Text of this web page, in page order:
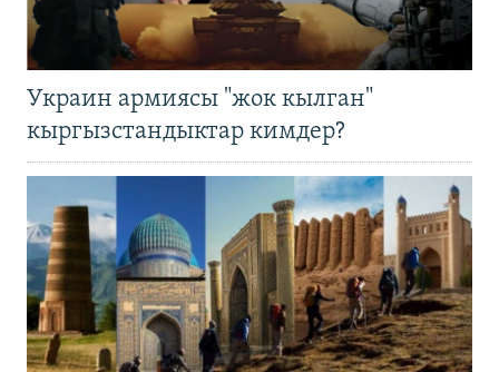
Украин армиясы "жок кылган"
кыргызстандыктар кимдер?